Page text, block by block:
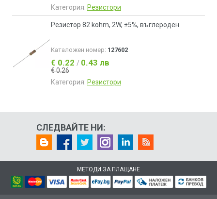
Категория: Резистори
Резистор 82 kohm, 2W, ±5%, въглероден
Каталожен номер: 127602
€ 0.22 / 0.43 лв
€ 0.26
Категория: Резистори
СЛЕДВАЙТЕ НИ:
МЕТОДИ ЗА ПЛАЩАНЕ